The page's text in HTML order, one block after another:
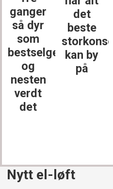
ganger
så dyr
som
bestselgerne
og
nesten
verdt
det
det
beste
kan by
på
Nytt el-løft